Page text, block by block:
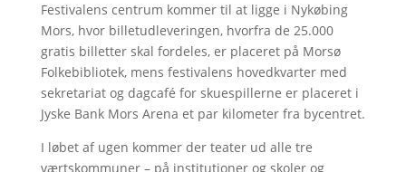
Festivalens centrum kommer til at ligge i Nykøbing
Mors, hvor billetudleveringen, hvorfra de 25.000
gratis billetter skal fordeles, er placeret på Morsø
Folkebibliotek, mens festivalens hovedkvarter med
sekretariat og dagcafé for skuespillerne er placeret i
Jyske Bank Mors Arena et par kilometer fra bycentret.
I løbet af ugen kommer der teater ud alle tre
værtskommuner – på institutioner og skoler og